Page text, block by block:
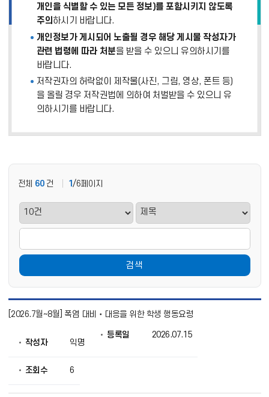
개인을 식별할 수 있는 모든 정보)를 포함시키지 않도록
주의 하시기 바랍니다.
개인정보가 게시되어 노출될 경우 해당 게시물 작성자가
관련 법령에 따라 처분을 받을 수 있으니 유의하시기를
바랍니다.
저작권자의 허락없이 제작물(사진, 그림, 영상, 폰트 등)
을 올릴 경우 저작권법에 의하여 처벌받을 수 있으니 유
의하시기를 바랍니다.
전체 60 건 1 /6페이지
검색
의
료
[2026.7월~8월] 폭염 대비‧대응을 위한 학생 행동요령
작성자 익명
등록일 2026.07.15
조회수 6